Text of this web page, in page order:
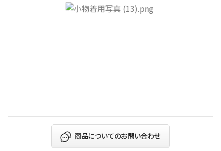
商品についてのお問い合わせ